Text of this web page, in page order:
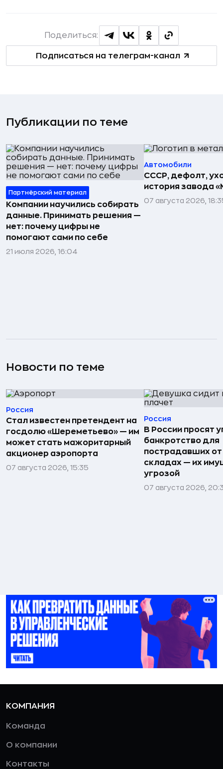
Подписаться на телеграм-канал
Поделиться:
Публикации по теме
Партнёрский материал
Компании научились собирать
данные. Принимать решения —
нет: почему цифры не
помогают сами по себе
21 июля 2026, 16:04
Автомобили
СССР, дефолт,
история завода
07 августа 2026,
Новости по теме
Россия
Стал известен претендент на
госдолю «Шереметьево» — им
может стать мажоритарный
акционер аэропорта
07 августа 2026, 15:35
Россия
В России просят
банкротство для
пострадавших
складах — их
угрозой
07 августа 2026,
КОМПАНИЯ
Команда
О компании
Контакты